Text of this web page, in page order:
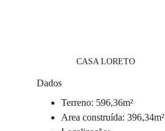
CASA LORETO
Dados
Terreno: 596,36m²
Area construída: 396,34m²